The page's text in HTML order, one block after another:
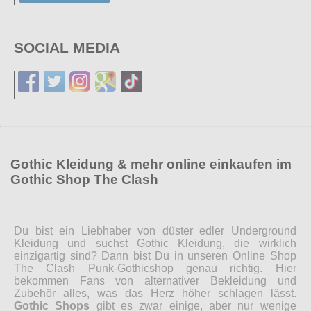
SOCIAL MEDIA
Gothic Kleidung & mehr online einkaufen im
Gothic Shop The Clash
Du bist ein Liebhaber von düster edler Underground
Kleidung und suchst Gothic Kleidung, die wirklich
einzigartig sind? Dann bist Du in unseren Online Shop
The Clash Punk-Gothicshop genau richtig. Hier
bekommen Fans von alternativer Bekleidung und
Zubehör alles, was das Herz höher schlagen lässt.
Gothic Shops gibt es zwar einige, aber nur wenige